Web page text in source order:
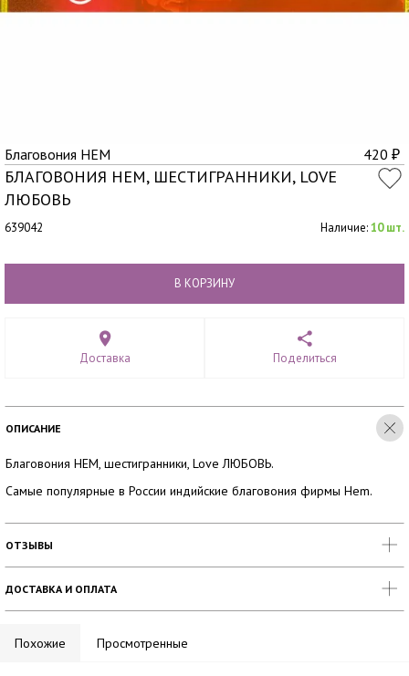
Благовония HEM 420 ₽
БЛАГОВОНИЯ HEM, ШЕСТИГРАННИКИ, LOVE
ЛЮБОВЬ
639042 Наличие:10 шт.
В КОРЗИНУ
Доставка Поделиться
ОПИСАНИЕ
Благовония HEM, шестигранники, Love ЛЮБОВЬ.
Самые популярные в России индийские благовония фирмы Hem.
ОТЗЫВЫ
ДОСТАВКА И ОПЛАТА
Похожие Просмотренные